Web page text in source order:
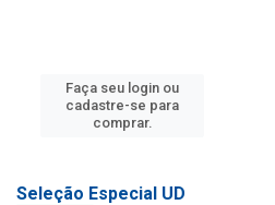
Faça seu login ou
cadastre-se para
comprar.
Seleção Especial UD